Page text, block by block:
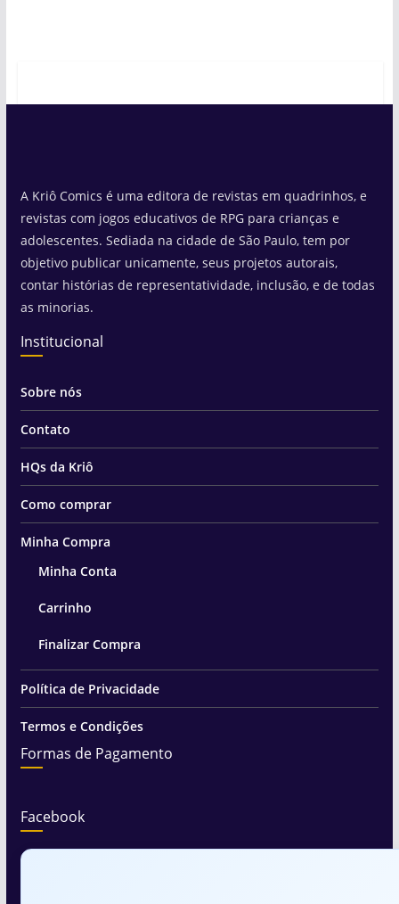
A Kriô Comics é uma editora de revistas em quadrinhos, e
revistas com jogos educativos de RPG para crianças e
adolescentes. Sediada na cidade de São Paulo, tem por
objetivo publicar unicamente, seus projetos autorais,
contar histórias de representatividade, inclusão, e de todas
as minorias.
Institucional
Sobre nós
Contato
HQs da Kriô
Como comprar
Minha Compra
Minha Conta
Carrinho
Finalizar Compra
Política de Privacidade
Termos e Condições
Formas de Pagamento
Facebook